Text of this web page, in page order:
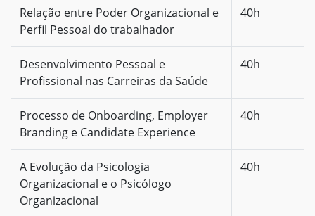
Relação entre Poder Organizacional e
Perfil Pessoal do trabalhador
40h
Desenvolvimento Pessoal e
Profissional nas Carreiras da Saúde
40h
Processo de Onboarding, Employer
Branding e Candidate Experience
40h
A Evolução da Psicologia
Organizacional e o Psicólogo
Organizacional
40h